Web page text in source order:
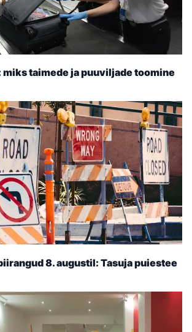
miks taimede ja puuviljade toomine
8. augustil: Tasuja puiestee